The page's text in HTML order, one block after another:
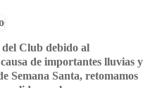
del Club debido al
de importantes lluvias y
Semana Santa, retomamos